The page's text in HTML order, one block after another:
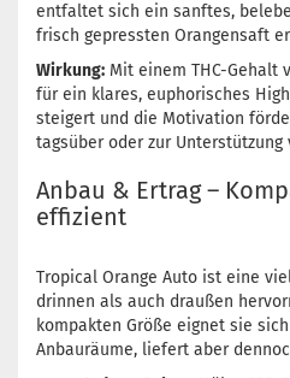
entfaltet sich ein sanftes,
frisch gepressten Orangensaft
Wirkung: Mit einem THC-Gehalt
für ein klares, euphorisches
steigert und die Motivation
tagsüber oder zur
Anbau & Ertrag –
effizient
Tropical Orange Auto ist eine
drinnen als auch draußen
kompakten Größe eignet sie
Anbauräume, liefert aber